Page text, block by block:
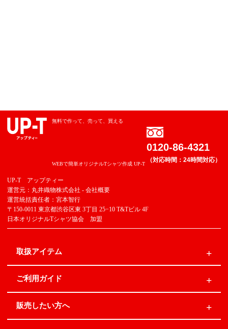
無料で作って、売って、買える
WEBで簡単オリジナルTシャツ作成 UP-T
0120-86-4321
（対応時間：24時間対応）
UP-T アップティー
運営元：丸井織物株式会社 - 会社概要
運営統括責任者：宮本智行
〒150-0011 東京都渋谷区東 3丁目 25−10 T&Tビル 4F
日本オリジナルTシャツ協会 加盟
取扱アイテム
ご利用ガイド
販売したい方へ